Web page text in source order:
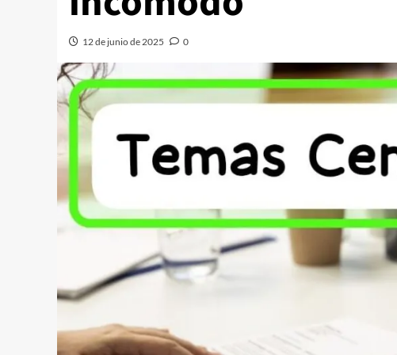
12 de junio de 2025 0